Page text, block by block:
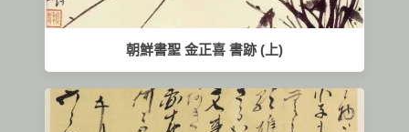
朝鮮書聖 金正喜 書跡 (上)